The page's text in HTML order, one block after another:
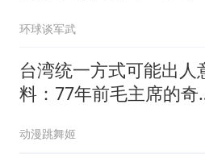
环球谈军武
台湾统一方式可能出人
料：77年前毛主席的奇
动漫跳舞姬